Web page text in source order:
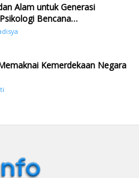
Alam untuk Generasi
Bencana
di Sumatera Pasca Tragedi
Kemerdekaan Negara